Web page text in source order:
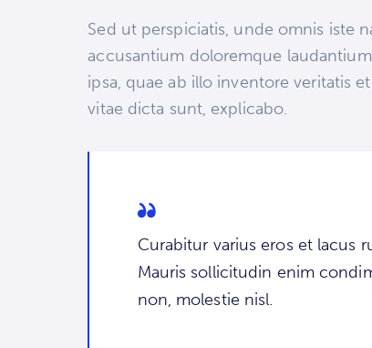
Sed ut perspiciatis, unde omnis iste
accusantium doloremque
ipsa, quae ab illo inventore veritatis
vitae dicta sunt, explicabo.
Curabitur varius eros et lacus
Mauris sollicitudin enim
non, molestie nisl.